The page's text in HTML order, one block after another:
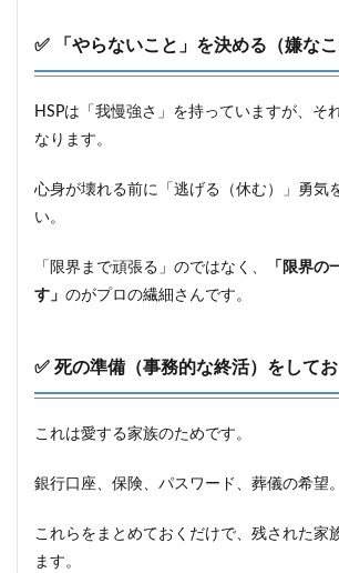
✅ 「やらないこと」を決める（嫌なこ
HSPは「我慢強さ」を持っていますが、そ
なります。
心身が壊れる前に「逃げる（休む）」勇気
い。
「限界まで頑張る」のではなく、
「限界の
す」 のがプロの繊細さんです。
✅ 死の準備（事務的な終活）をしてお
これは愛する家族のためです。
銀行口座、保険、パスワード、葬儀の希望。
これらをまとめておくだけで、残された家
ます。